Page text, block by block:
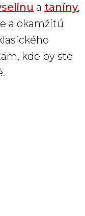
a taníny,
a okamžitú
kde by ste